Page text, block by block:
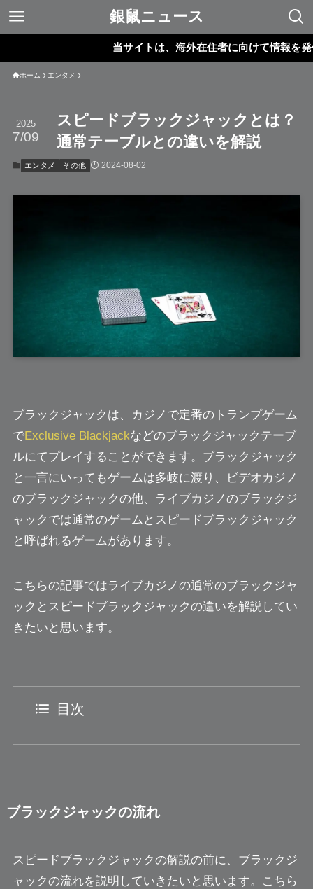
銀鼠ニュース
当サイトは、海外在住者に向けて情報を発信して
ホーム エンタメ
スピードブラックジャックとは？
通常テーブルとの違いを解説
2025
7/09
エンタメ その他 2024-08-02
ブラックジャックは、カジノで定番のトランプゲーム
でExclusive Blackjackなどのブラックジャックテーブ
ルにてプレイすることができます。ブラックジャック
と一言にいってもゲームは多岐に渡り、ビデオカジノ
のブラックジャックの他、ライブカジノのブラックジ
ャックでは通常のゲームとスピードブラックジャック
と呼ばれるゲームがあります。
こちらの記事ではライブカジノの通常のブラックジャ
ックとスピードブラックジャックの違いを解説してい
きたいと思います。
目次
ブラックジャックの流れ
スピードブラックジャックの解説の前に、ブラックジ
ャックの流れを説明していきたいと思います。こちら